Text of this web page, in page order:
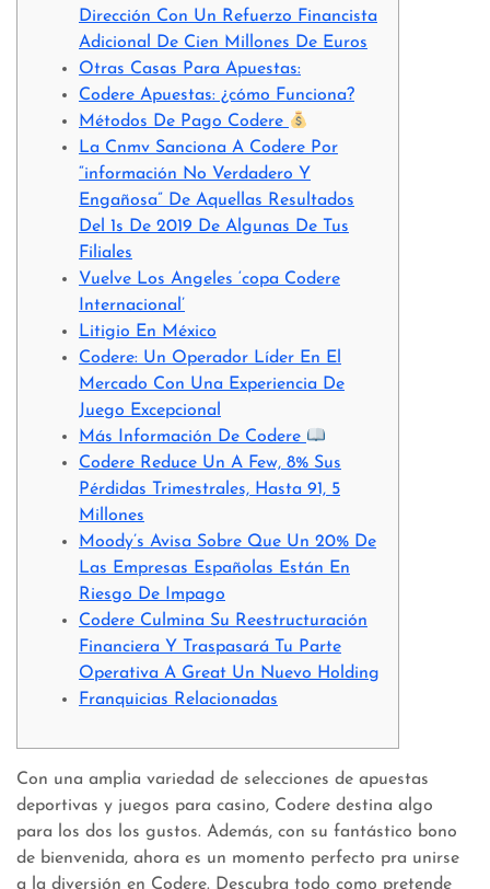
Dirección Con Un Refuerzo Financista
Adicional De Cien Millones De Euros
Otras Casas Para Apuestas:
Codere Apuestas: ¿cómo Funciona?
Métodos De Pago Codere
La Cnmv Sanciona A Codere Por
“información No Verdadero Y
Engañosa” De Aquellas Resultados
Del 1s De 2019 De Algunas De Tus
Filiales
Vuelve Los Angeles ‘copa Codere
Internacional’
Litigio En México
Codere: Un Operador Líder En El
Mercado Con Una Experiencia De
Juego Excepcional
Más Información De Codere
Codere Reduce Un A Few, 8% Sus
Pérdidas Trimestrales, Hasta 91, 5
Millones
Moody’s Avisa Sobre Que Un 20% De
Las Empresas Españolas Están En
Riesgo De Impago
Codere Culmina Su Reestructuración
Financiera Y Traspasará Tu Parte
Operativa A Great Un Nuevo Holding
Franquicias Relacionadas
Con una amplia variedad de selecciones de apuestas
deportivas y juegos para casino, Codere destina algo
para los dos los gustos. Además, con su fantástico bono
de bienvenida, ahora es un momento perfecto pra unirse
a la diversión en Codere. Descubra todo como pretende